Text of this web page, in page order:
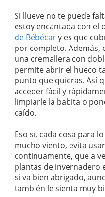
Si llueve no te puede
estoy encantada con el
de Bébécary es que
por completo. Además,
una cremallera con
permite abrir el hueco
punto que quieras. Así
acceder fácil y
limpiarle la babita o
caído.
Eso sí, cada cosa para
mucho viento, evita
continuamente, que a
plantas de invernadero
si va bien abrigado,
también le sienta muy